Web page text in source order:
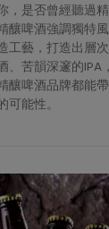
，是否曾經聽過
釀啤酒強調獨特
工藝，打造出層
、苦韻深邃的
釀啤酒品牌都能
能性。